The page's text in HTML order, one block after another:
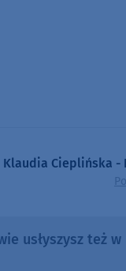
Klaudia Cieplińska -
usłyszysz też